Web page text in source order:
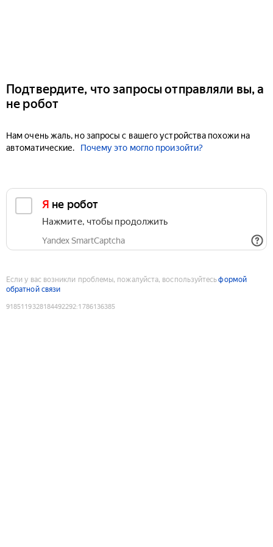
Подтвердите, что запросы отправляли вы, а
не робот
Нам очень жаль, но запросы с вашего устройства похожи на
автоматические.
Почему это могло произойти?
Я не робот
Нажмите, чтобы продолжить
Yandex SmartCaptcha
Если у вас возникли проблемы, пожалуйста, воспользуйтесьформой
обратной связи
9185119328184492292:1786136385